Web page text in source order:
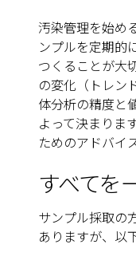
汚染管理を始め
ンプルを定期的
つくることが大
の変化（トレン
体分析の精度と
よって決まりま
ためのアドバイ
すべてを
サンプル採取の
ありますが、以